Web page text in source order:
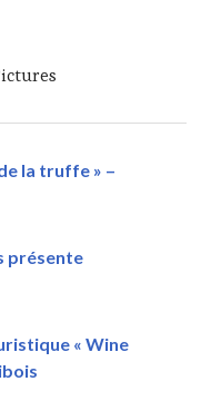
la truffe » –
présente
« Wine